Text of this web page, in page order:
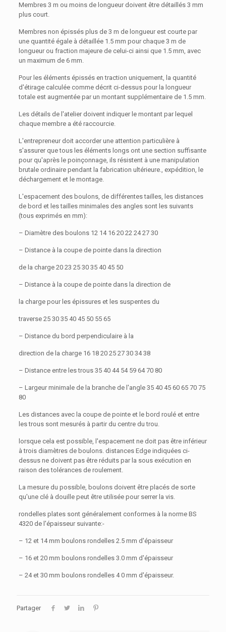
Membres 3 m ou moins de longueur doivent être détaillés 3 mm
plus court.
Membres non épissés plus de 3 m de longueur est courte par
une quantité égale à détaillée 1.5 mm pour chaque 3 m de
longueur ou fraction majeure de celui-ci ainsi que 1.5 mm, avec
un maximum de 6 mm.
Pour les éléments épissés en traction uniquement, la quantité
d'étirage calculée comme décrit ci-dessus pour la longueur
totale est augmentée par un montant supplémentaire de 1.5 mm.
Les détails de l'atelier doivent indiquer le montant par lequel
chaque membre a été raccourcie.
L'entrepreneur doit accorder une attention particulière à
s'assurer que tous les éléments longs ont une section suffisante
pour qu'après le poinçonnage, ils résistent à une manipulation
brutale ordinaire pendant la fabrication ultérieure., expédition, le
déchargement et le montage.
L'espacement des boulons, de différentes tailles, les distances
de bord et les tailles minimales des angles sont les suivants
(tous exprimés en mm):
– Diamètre des boulons 12 14 16 20 22 24 27 30
– Distance à la coupe de pointe dans la direction
de la charge 20 23 25 30 35 40 45 50
– Distance à la coupe de pointe dans la direction de
la charge pour les épissures et les suspentes du
traverse 25 30 35 40 45 50 55 65
– Distance du bord perpendiculaire à la
direction de la charge 16 18 20 25 27 30 34 38
– Distance entre les trous 35 40 44 54 59 64 70 80
– Largeur minimale de la branche de l'angle 35 40 45 60 65 70 75
80
Les distances avec la coupe de pointe et le bord roulé et entre
les trous sont mesurés à partir du centre du trou.
lorsque cela est possible, l'espacement ne doit pas être inférieur
à trois diamètres de boulons. distances Edge indiquées ci-
dessus ne doivent pas être réduits par la sous exécution en
raison des tolérances de roulement.
La mesure du possible, boulons doivent être placés de sorte
qu'une clé à douille peut être utilisée pour serrer la vis.
rondelles plates sont généralement conformes à la norme BS
4320 de l'épaisseur suivante:-
– 12 et 14 mm boulons rondelles 2.5 mm d'épaisseur
– 16 et 20 mm boulons rondelles 3.0 mm d'épaisseur
– 24 et 30 mm boulons rondelles 4 0 mm d'épaisseur.
Partager